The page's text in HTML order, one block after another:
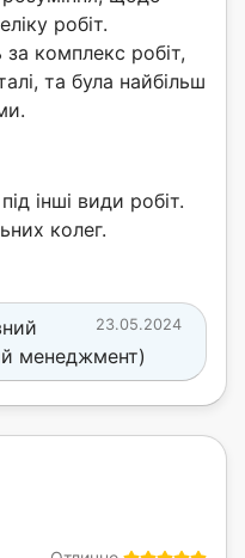
робіт.
за комплекс робіт,
та була найбільш
інші види робіт.
колег.
23.05.2024
менеджмент)